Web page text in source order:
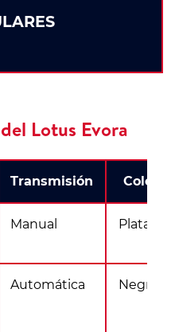
Lotus Evora
Transmisión Color
Manual Plata
Automática Negro